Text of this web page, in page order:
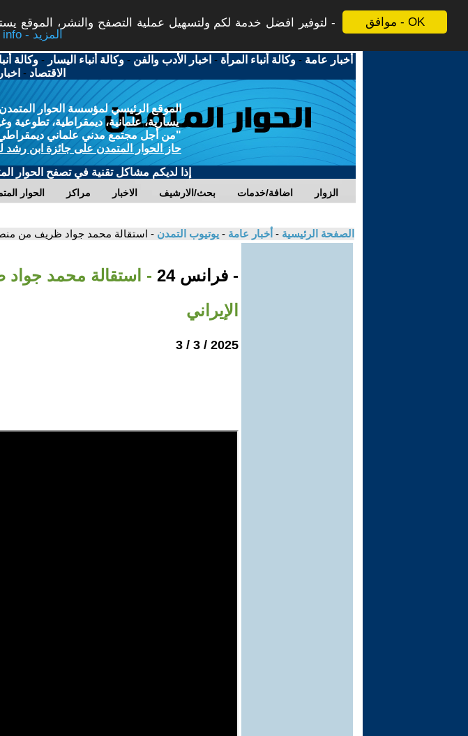
موافق - OK
لتوفير افضل خدمة لكم ولتسهيل عملية التصفح والنشر، الموقع
More info - المزيد
أخبار عامة -وكالة أنباء المرأة - اخبار الأدب والفن -وكالة أنباء اليسار -وكالة
الاقتصاد -
الموقع الرئيسي لمؤسسة الحوار المتمدن
يسارية، علمانية، ديمقراطية، تطوعية
"من أجل مجتمع مدني علماني ديمقراطي
حاز الحوار المتمدن على جائزة ابن رشد
إذا لديكم مشاكل تقنية في تصفح الحوار
الحوار مراكز الاخبار بحث/الارشيف اضافة/خدمات الزوار
الصفحة الرئيسية - أخبار عامة - يوتيوب التمدن - استقالة محمد جواد ظريف من
- فرانس 24
- استقالة محمد
الإيراني
2025 / 3 / 3